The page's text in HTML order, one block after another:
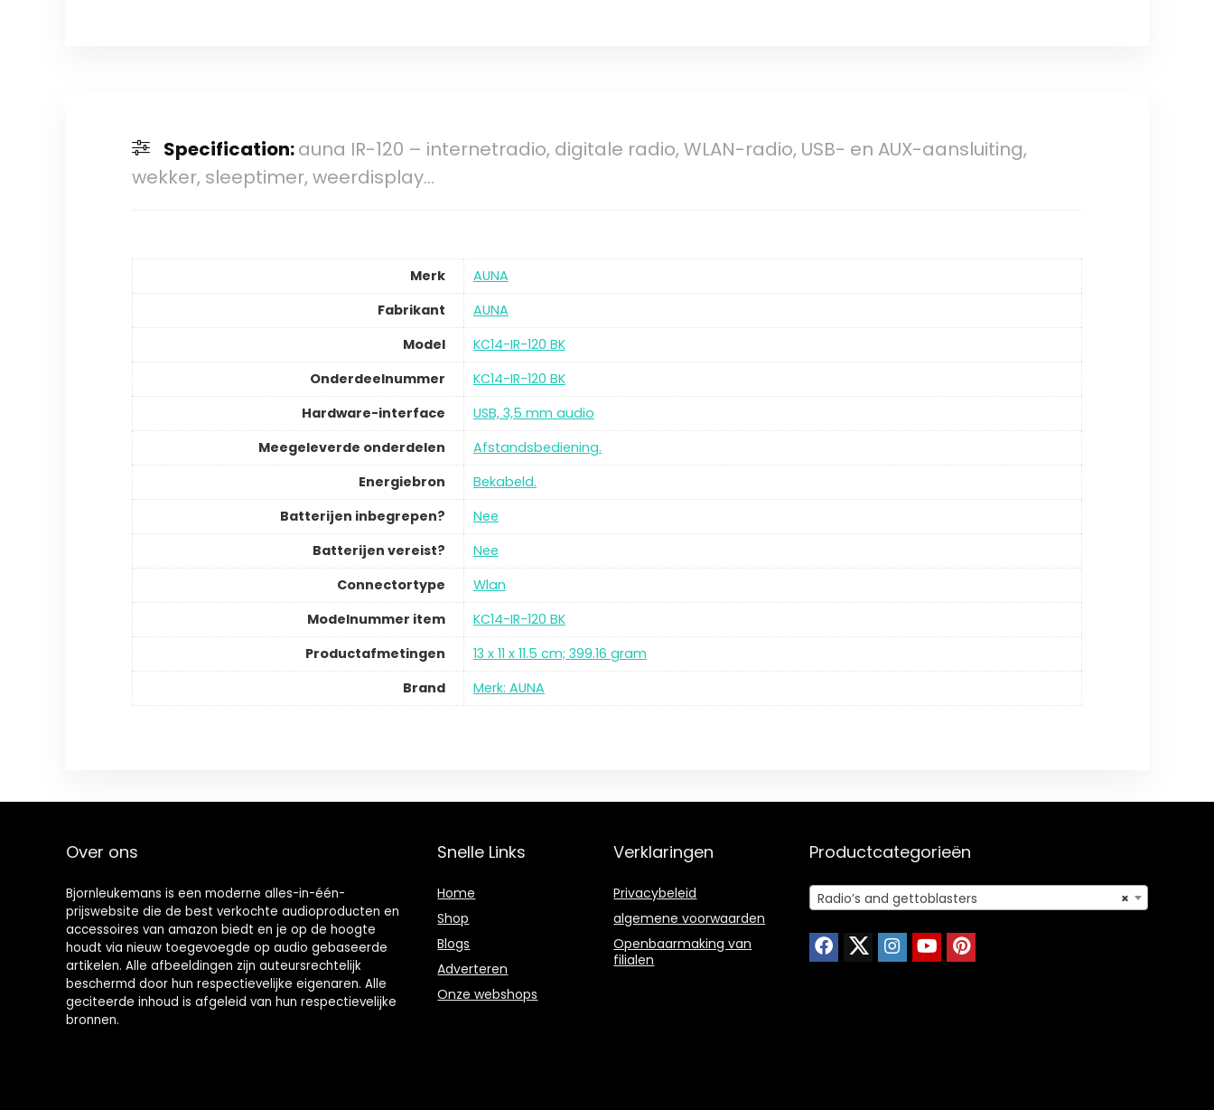
Specification:auna IR-120 – internetradio, digitale radio, WLAN-radio, USB- en AUX-aansluiting,
wekker, sleeptimer, weerdisplay…
Merk
AUNA
Fabrikant
AUNA
Model
KC14-IR-120 BK
Onderdeelnummer
KC14-IR-120 BK
Hardware-interface
USB, 3,5 mm audio
Meegeleverde onderdelen
Afstandsbediening.
Energiebron
Bekabeld.
Batterijen inbegrepen?
Nee
Batterijen vereist?
Nee
Connectortype
Wlan
Modelnummer item
KC14-IR-120 BK
Productafmetingen
13 x 11 x 11.5 cm; 399.16 gram
Brand
Merk: AUNA
Over ons
Bjornleukemans is een moderne alles-in-één-
prijswebsite die de best verkochte audioproducten en
accessoires van amazon biedt en je op de hoogte
houdt via nieuw toegevoegde op audio gebaseerde
artikelen. Alle afbeeldingen zijn auteursrechtelijk
beschermd door hun respectievelijke eigenaren. Alle
geciteerde inhoud is afgeleid van hun respectievelijke
bronnen.
Snelle Links
Home
Shop
Blogs
Adverteren
Onze webshops
Verklaringen
Privacybeleid
algemene voorwaarden
Openbaarmaking van
filialen
Productcategorieën
×
Radio’s and gettoblasters